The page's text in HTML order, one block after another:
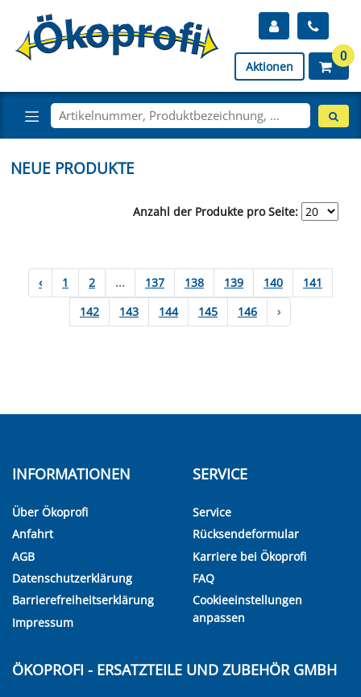
Aktionen
0
NEUE PRODUKTE
Anzahl der Produkte pro Seite:
‹ 1 2 ... 137 138 139 140
141
142
143 144 145 146 ›
INFORMATIONEN
Über Ökoprofi
Anfahrt
AGB
Datenschutzerklärung
Barrierefreiheitserklärung
Impressum
SERVICE
Service
Rücksendeformular
Karriere bei Ökoprofi
FAQ
Cookieeinstellungen
anpassen
ÖKOPROFI - ERSATZTEILE UND ZUBEHÖR GMBH